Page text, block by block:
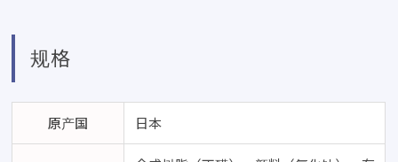
规格
原产国 日本